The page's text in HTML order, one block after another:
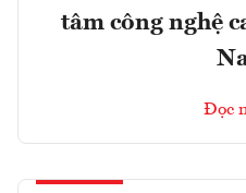
tâm công nghệ
Đọc